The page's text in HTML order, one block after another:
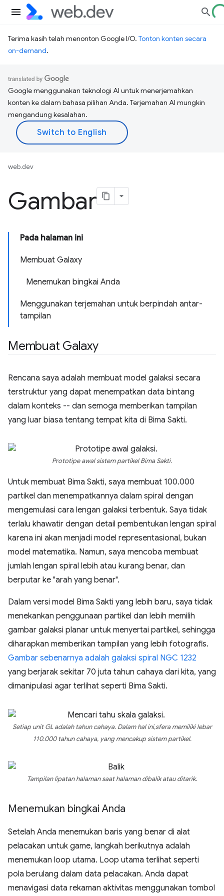
Terima kasih telah menonton Google I/O. Tonton konten secara
on-demand.
Google menggunakan teknologi AI untuk menerjemahkan
konten ke dalam bahasa pilihan Anda. Terjemahan AI mungkin
mengandung kesalahan.
web.dev
Gambar
Pada halaman ini
Membuat Galaxy
Menemukan bingkai Anda
Menggunakan terjemahan untuk berpindah antar-
tampilan
Membuat Galaxy
Rencana saya adalah membuat model galaksi secara
terstruktur yang dapat menempatkan data bintang
dalam konteks -- dan semoga memberikan tampilan
yang luar biasa tentang tempat kita di Bima Sakti.
Prototipe awal sistem partikel Bima Sakti.
Untuk membuat Bima Sakti, saya membuat 100.000
partikel dan menempatkannya dalam spiral dengan
mengemulasi cara lengan galaksi terbentuk. Saya tidak
terlalu khawatir dengan detail pembentukan lengan spiral
karena ini akan menjadi model representasional, bukan
model matematika. Namun, saya mencoba membuat
jumlah lengan spiral lebih atau kurang benar, dan
berputar ke "arah yang benar".
Dalam versi model Bima Sakti yang lebih baru, saya tidak
menekankan penggunaan partikel dan lebih memilih
gambar galaksi planar untuk menyertai partikel, sehingga
diharapkan memberikan tampilan yang lebih fotografis.
Gambar sebenarnya adalah galaksi spiral NGC 1232
yang berjarak sekitar 70 juta tahun cahaya dari kita, yang
dimanipulasi agar terlihat seperti Bima Sakti.
Setiap unit GL adalah tahun cahaya. Dalam hal ini,sfera memiliki lebar
110.000 tahun cahaya, yang mencakup sistem partikel.
Tampilan lipatan halaman saat halaman dibalik atau ditarik.
Menemukan bingkai Anda
Setelah Anda menemukan baris yang benar di alat
pelacakan untuk game, langkah berikutnya adalah
menemukan loop utama. Loop utama terlihat seperti
pola berulang dalam data pelacakan. Anda dapat
menavigasi data rekaman aktivitas menggunakan tombol